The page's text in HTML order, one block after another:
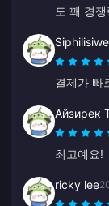
도 꽤 경
결제가 빠
Айзирек
최고예요!
ricky lee